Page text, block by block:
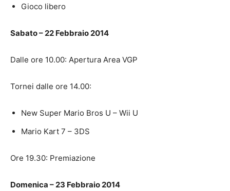
Gioco libero
Sabato – 22 Febbraio 2014
Dalle ore 10.00: Apertura Area VGP
Tornei dalle ore 14.00:
New Super Mario Bros U – Wii U
Mario Kart 7 – 3DS
Ore 19.30: Premiazione
Domenica – 23 Febbraio 2014